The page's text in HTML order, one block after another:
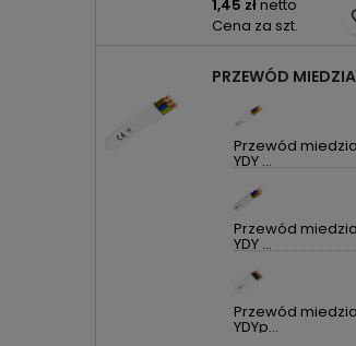
1,45 złnetto
Cena za szt.
Przewód
YDY ...
Przewód
YDY ...
Przewód
YDYp...